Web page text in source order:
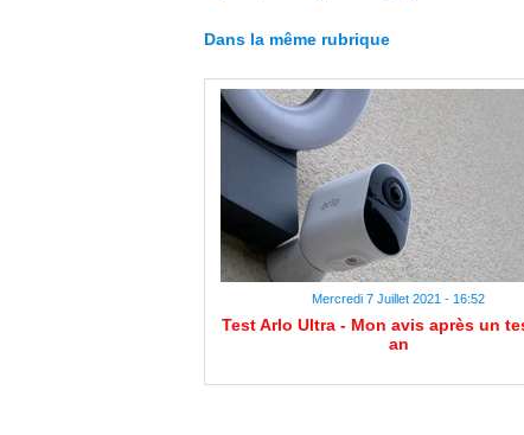
Dans la même rubrique
Mercredi 7 Juillet 2021 - 16:52
Test Arlo Ultra - Mon avis après un
an